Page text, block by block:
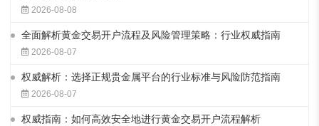
2026-08-08
全面解析黄金交易开户流程及风险管理策略：行业权威指南
2026-08-07
权威解析：选择正规贵金属平台的行业标准与风险防范指南
2026-08-07
权威指南：如何高效安全地进行黄金交易开户流程解析